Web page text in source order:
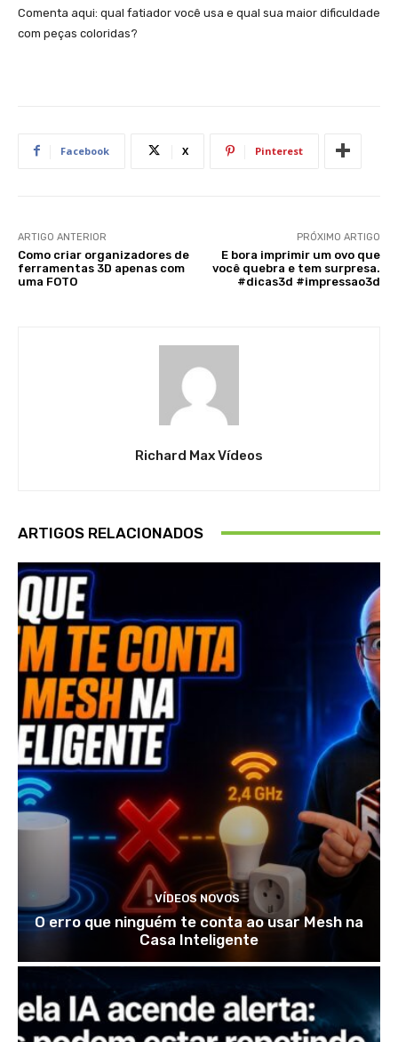
Comenta aqui: qual fatiador você usa e qual sua maior dificuldade
com peças coloridas?
Facebook X Pinterest
ARTIGO ANTERIOR
Como criar organizadores de
ferramentas 3D apenas com
uma FOTO
PRÓXIMO ARTIGO
E bora imprimir um ovo que
você quebra e tem surpresa.
#dicas3d #impressao3d
Richard Max Vídeos
ARTIGOS RELACIONADOS
VÍDEOS NOVOS
O erro que ninguém te conta ao usar Mesh na
Casa Inteligente